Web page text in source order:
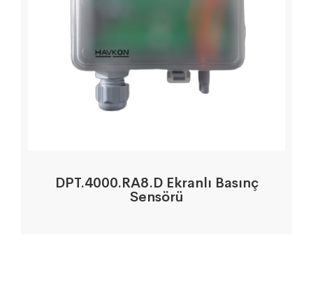
DPT.4000.RA8.D Ekranlı Basınç
Sensörü